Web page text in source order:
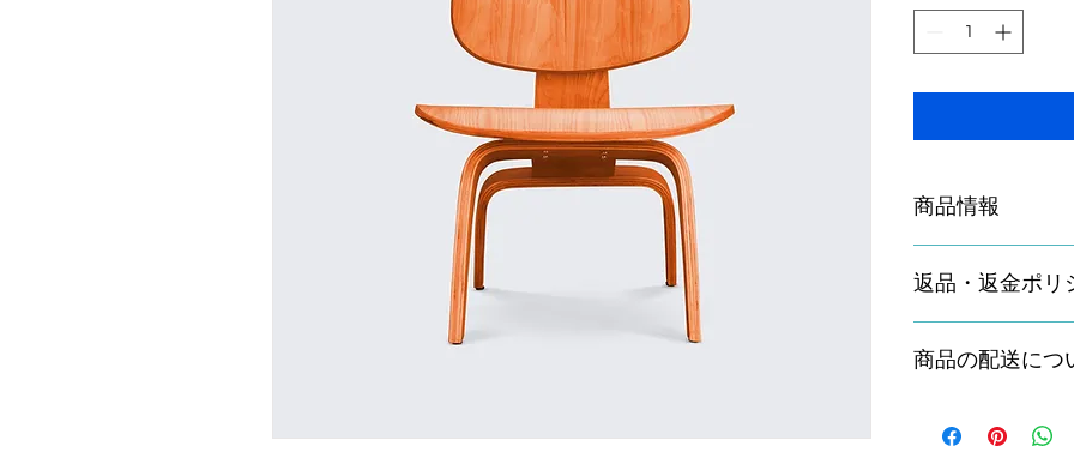
商品情報
明に加え、商品の特
返品・返金ポリ
満足しなかった場合
だけます。
商品の配送につ
する情報を入力し